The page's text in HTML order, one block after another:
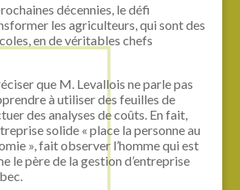
décennies, le défi
les agriculteurs, qui sont des
en de véritables chefs
que M. Levallois ne parle pas
à utiliser des feuilles de
des analyses de coûts. En fait,
solide « place la personne au
», fait observer l’homme qui est
le père de la gestion d’entreprise